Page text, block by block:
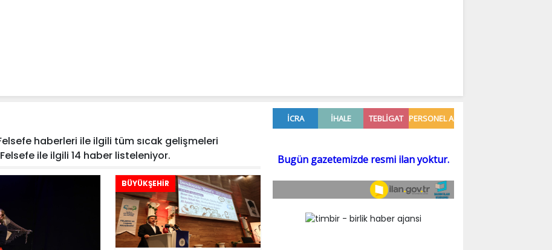
haberleri ile ilgili tüm sıcak gelişmeleri
ile ilgili 14 haber listeleniyor.
BÜYÜKŞEHİR